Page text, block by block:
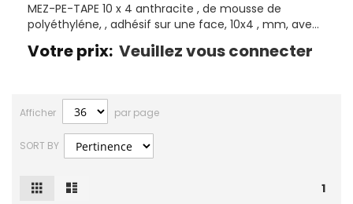
MEZ-PE-TAPE 10 x 4 anthracite , de mousse de
polyéthyléne, , adhésif sur une face, 10x4 , mm, avec
Votre prix: Veuillez vous connecter
Afficher par page
SORT BY
1
Afficher
Grille